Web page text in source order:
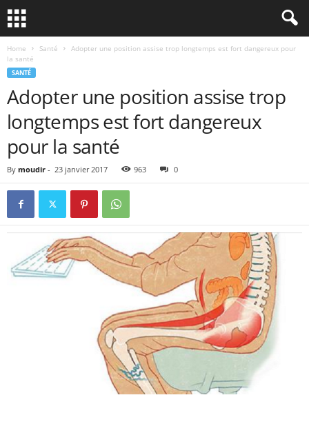
Home Santé
Adopter une position assise trop longtemps est fort dangereux pour
la santé
SANTÉ
Adopter une position assise trop
longtemps est fort dangereux
pour la santé
By moudir - 23 janvier 2017 963 0